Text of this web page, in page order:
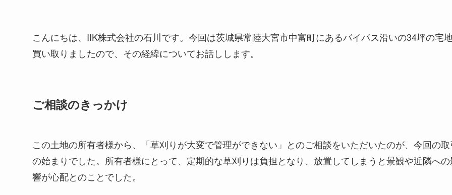
こんにちは、IIK株式会社の石川です。今回は茨城県常陸大宮市中富町にあるバイパス沿いの34坪の宅
買い取りましたので、その経緯についてお話しします。
ご相談のきっかけ
この土地の所有者様から、「草刈りが大変で管理ができない」とのご相談をいただいたのが、今回の取
の始まりでした。所有者様にとって、定期的な草刈りは負担となり、放置してしまうと景観や近隣への
響が心配とのことでした。